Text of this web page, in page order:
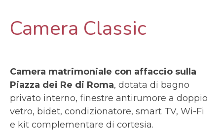
Camera Classic
Camera matrimoniale con affaccio sulla
Piazza dei Re di Roma, dotata di bagno
privato interno, finestre antirumore a doppio
vetro, bidet, condizionatore, smart TV, Wi-Fi
e kit complementare di cortesia.